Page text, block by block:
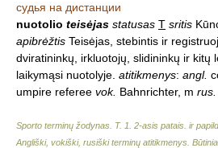
судья на дистанции
nuotolio teisėjas statusas T sritis
apibrėžtis Teisėjas, stebintis ir
dviratininkų, irkluotojų, slidininkų ir kitų
laikymąsi nuotolyje. atitikmenys: angl.
umpire referee vok. Bahnrichter, m rus.
Sporto terminų žodynas. T. 1. 2-asis patais. ir
Angliški, vokiški, rusiški terminų atitikmenys.